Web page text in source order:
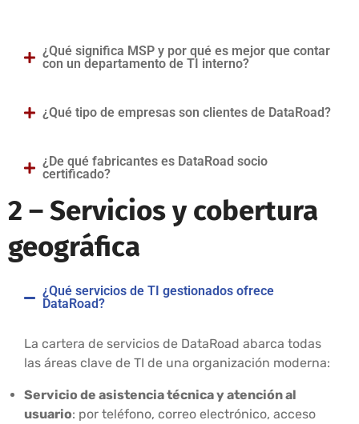
¿Qué significa MSP y por qué es mejor que contar
con un departamento de TI interno?
¿Qué tipo de empresas son clientes de DataRoad?
¿De qué fabricantes es DataRoad socio
certificado?
2 – Serviciosy cobertura
geográfica
¿Qué servicios de TI gestionados ofrece
DataRoad?
La cartera de servicios de DataRoad abarca todas
las áreas clave de TI de una organización moderna:
Servicio de asistencia técnica y atención al
usuario: por teléfono, correo electrónico, acceso